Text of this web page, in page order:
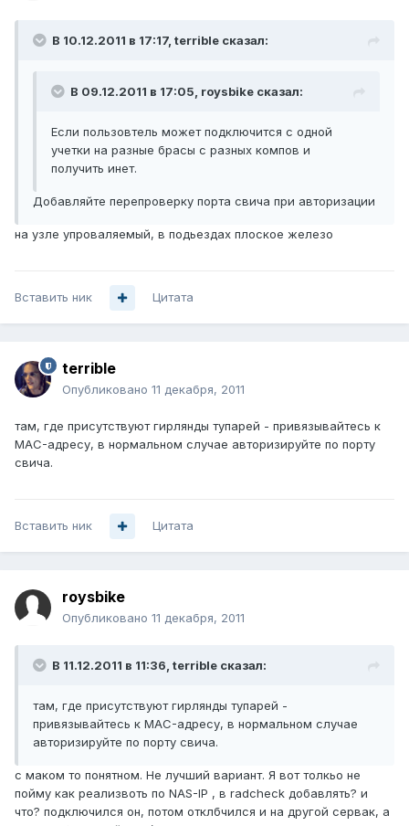
В 10.12.2011 в 17:17, terrible сказал:
В 09.12.2011 в 17:05, roysbike сказал:
Если пользовтель может подключится с одной
учетки на разные брасы с разных компов и
получить инет.
Добавляйте перепроверку порта свича при авторизации
на узле упроваляемый, в подьездах плоское железо
Вставить ник Цитата
terrible
Опубликовано 11 декабря, 2011
там, где присутствуют гирлянды тупарей - привязывайтесь к
MAC-адресу, в нормальном случае авторизируйте по порту
свича.
Вставить ник Цитата
roysbike
Опубликовано 11 декабря, 2011
В 11.12.2011 в 11:36, terrible сказал:
там, где присутствуют гирлянды тупарей -
привязывайтесь к MAC-адресу, в нормальном случае
авторизируйте по порту свича.
с маком то понятном. Не лучший вариант. Я вот толкьо не
пойму как реализвоть по NAS-IP , в radcheck добавлять? и
что? подключился он, потом отклбчился и на другой сервак, а